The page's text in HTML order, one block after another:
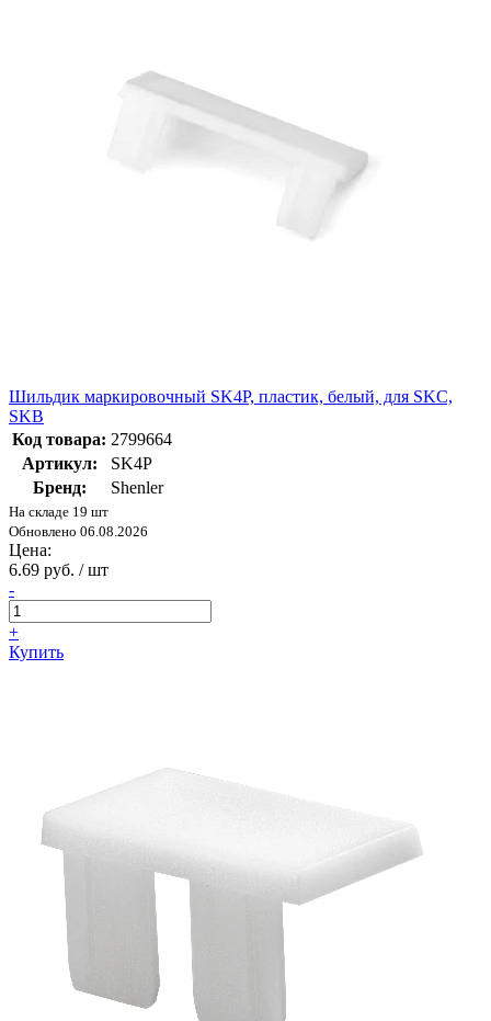
Шильдик маркировочный SK4P, пластик, белый, для SKC,
SKB
Код товара: 2799664
Артикул:
SK4P
Бренд:
Shenler
На складе 19 шт
Обновлено 06.08.2026
Цена:
6.69 руб. / шт
-
+
Купить